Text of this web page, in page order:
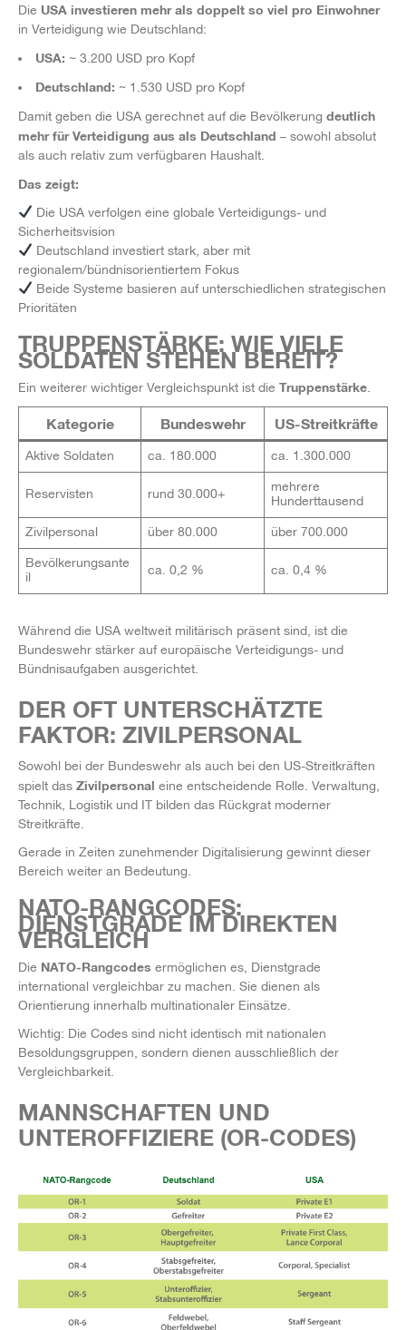
Die USA investieren mehr als doppelt so viel pro Einwohner
in Verteidigung wie Deutschland:
USA: ~ 3.200 USD pro Kopf
Deutschland: ~ 1.530 USD pro Kopf
Damit geben die USA gerechnet auf die Bevölkerung deutlich
mehr für Verteidigung aus als Deutschland – sowohl absolut
als auch relativ zum verfügbaren Haushalt.
Das zeigt:
Die USA verfolgen eine globale Verteidigungs- und
Sicherheitsvision
Deutschland investiert stark, aber mit
regionalem/bündnisorientiertem Fokus
Beide Systeme basieren auf unterschiedlichen strategischen
Prioritäten
TRUPPENSTÄRKE: WIE VIELE
SOLDATEN STEHEN BEREIT?
Ein weiterer wichtiger Vergleichspunkt ist die Truppenstärke
Kategorie Bundeswehr US-Streitkräfte
Aktive Soldaten ca. 180.000 ca. 1.300.000
Reservisten rund 30.000+
mehrere
Hunderttausend
Zivilpersonal über 80.000 über 700.000
Bevölkerungsante
il
ca. 0,2 % ca. 0,4 %
Während die USA weltweit militärisch präsent sind, ist die
Bundeswehr stärker auf europäische Verteidigungs- und
Bündnisaufgaben ausgerichtet.
DER OFT UNTERSCHÄTZTE
FAKTOR: ZIVILPERSONAL
Sowohl bei der Bundeswehr als auch bei den US-Streitkräften
spielt das Zivilpersonal eine entscheidende Rolle. Verwaltung,
Technik, Logistik und IT bilden das Rückgrat moderner
Streitkräfte.
Gerade in Zeiten zunehmender Digitalisierung gewinnt dieser
Bereich weiter an Bedeutung.
NATO-RANGCODES:
DIENSTGRADE IM DIREKTEN
VERGLEICH
Die NATO-Rangcodes ermöglichen es, Dienstgrade
international vergleichbar zu machen. Sie dienen als
Orientierung innerhalb multinationaler Einsätze.
Wichtig: Die Codes sind nicht identisch mit nationalen
Besoldungsgruppen, sondern dienen ausschließlich der
Vergleichbarkeit.
MANNSCHAFTEN UND
UNTEROFFIZIERE (OR-CODES)